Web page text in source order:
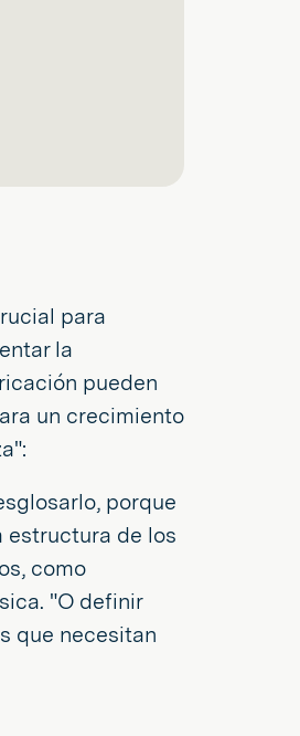
para
la
pueden
un crecimiento
porque
estructura de los
como
"O definir
que necesitan